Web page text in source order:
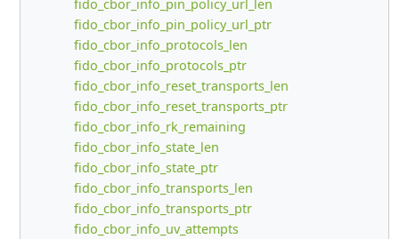
fido_cbor_info_pin_policy_url_len
fido_cbor_info_pin_policy_url_ptr
fido_cbor_info_protocols_len
fido_cbor_info_protocols_ptr
fido_cbor_info_reset_transports_len
fido_cbor_info_reset_transports_ptr
fido_cbor_info_rk_remaining
fido_cbor_info_state_len
fido_cbor_info_state_ptr
fido_cbor_info_transports_len
fido_cbor_info_transports_ptr
fido_cbor_info_uv_attempts